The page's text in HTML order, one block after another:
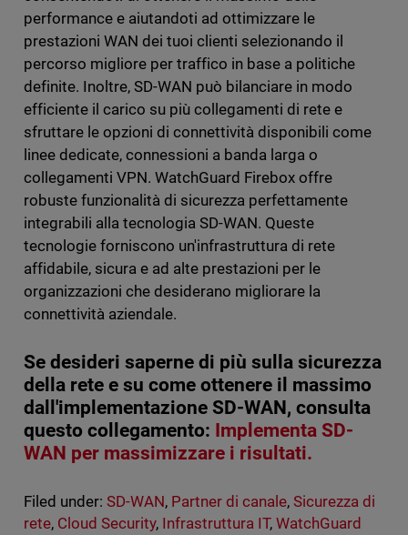
performance e aiutandoti ad ottimizzare le
prestazioni WAN dei tuoi clienti selezionando il
percorso migliore per traffico in base a politiche
definite. Inoltre, SD-WAN può bilanciare in modo
efficiente il carico su più collegamenti di rete e
sfruttare le opzioni di connettività disponibili come
linee dedicate, connessioni a banda larga o
collegamenti VPN. WatchGuard Firebox offre
robuste funzionalità di sicurezza perfettamente
integrabili alla tecnologia SD-WAN. Queste
tecnologie forniscono un'infrastruttura di rete
affidabile, sicura e ad alte prestazioni per le
organizzazioni che desiderano migliorare la
connettività aziendale.
Se desideri saperne di più sulla sicurezza
della rete e su come ottenere il massimo
dall'implementazione SD-WAN, consulta
questo collegamento: Implementa SD-
WAN per massimizzare i risultati.
Filed under: SD-WAN, Partner di canale,Sicurezza di
rete, Cloud Security, Infrastruttura IT,WatchGuard